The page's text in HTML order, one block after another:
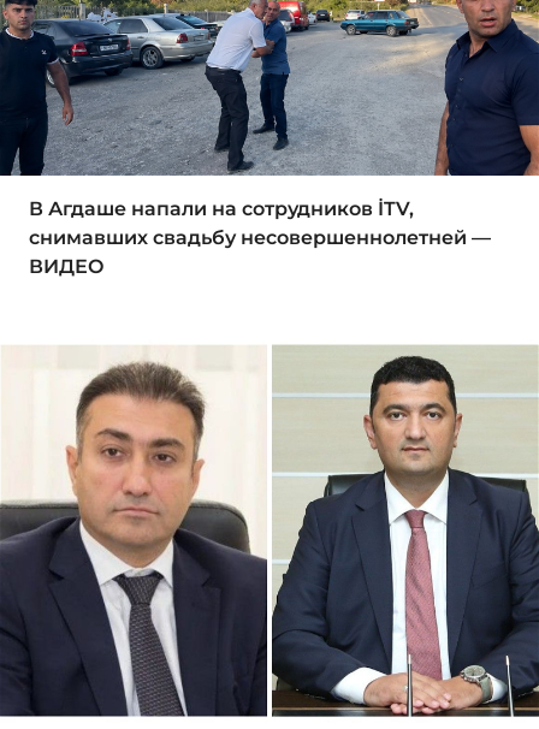
В Агдаше напали на сотрудников İTV,
снимавших свадьбу несовершеннолетней —
ВИДЕО